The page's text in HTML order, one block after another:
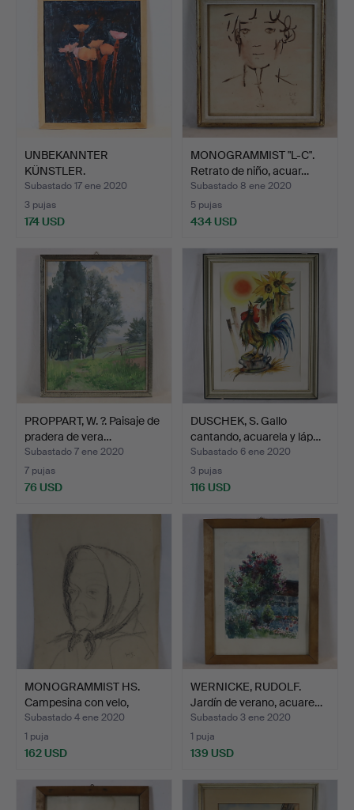
UNBEKANNTER
KÜNSTLER.
Representación veget…
Subastado 17 ene 2020
3 pujas
174 USD
MONOGRAMMIST "L-C".
Retrato de niño, acuar…
Subastado 8 ene 2020
5 pujas
434 USD
PROPPART, W. ?. Paisaje de
pradera de vera…
Subastado 7 ene 2020
7 pujas
76 USD
DUSCHEK, S. Gallo
cantando, acuarela y láp…
Subastado 6 ene 2020
3 pujas
116 USD
MONOGRAMMIST HS.
Campesina con velo,
carbo…
Subastado 4 ene 2020
1 puja
162 USD
WERNICKE, RUDOLF.
Jardín de verano, acuare…
Subastado 3 ene 2020
1 puja
139 USD